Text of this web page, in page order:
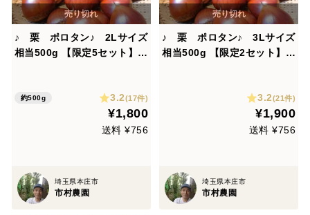
♪ 栗 ポロタン♪ 2Lサイズ
相当500g 【限定5セット】
約500g 3.2(17件)
¥1,800
送料 ¥756
埼玉県本庄市
市村農園
♪ 栗 ポロタン♪ 3Lサイズ
相当500g 【限定2セット】
3.2(21件)
¥1,900
送料 ¥756
埼玉県本庄市
市村農園